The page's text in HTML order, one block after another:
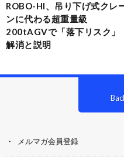
ROBO-HI、吊り下げ式クレ
ンに代わる超重量級
200tAGVで「落下リスク」
解消と説明
メルマガ会員登録